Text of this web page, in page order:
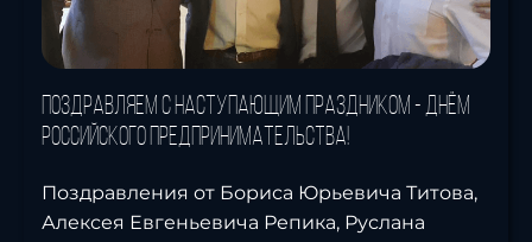
Поздравляем с наступающим праздником - Днём
российского предпринимательства!
Поздравления от Бориса Юрьевича Титова,
Алексея Евгеньевича Репика, Руслана